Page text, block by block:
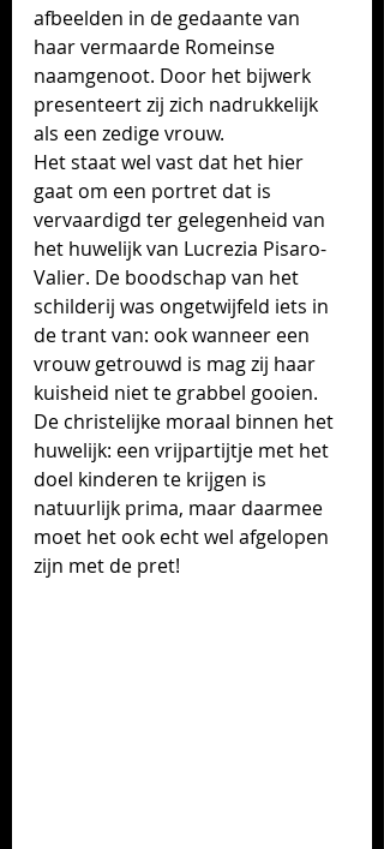
afbeelden in de gedaante van
haar vermaarde Romeinse
naamgenoot. Door het bijwerk
presenteert zij zich nadrukkelijk
als een zedige vrouw.
Het staat wel vast dat het hier
gaat om een portret dat is
vervaardigd ter gelegenheid van
het huwelijk van Lucrezia Pisaro-
Valier. De boodschap van het
schilderij was ongetwijfeld iets in
de trant van: ook wanneer een
vrouw getrouwd is mag zij haar
kuisheid niet te grabbel gooien.
De christelijke moraal binnen het
huwelijk: een vrijpartijtje met het
doel kinderen te krijgen is
natuurlijk prima, maar daarmee
moet het ook echt wel afgelopen
zijn met de pret!